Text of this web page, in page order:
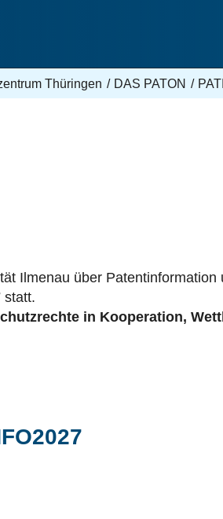
Thüringen DAS PATON
Ilmenau über Patentinformation
statt.
in Kooperation,